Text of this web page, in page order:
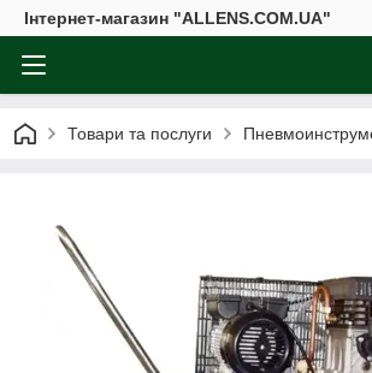
Інтернет-магазин "ALLENS.COM.UA"
Товари та послуги